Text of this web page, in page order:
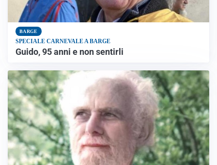
BARGE
SPECIALE CARNEVALE A BARGE
Guido, 95 anni e non sentirli